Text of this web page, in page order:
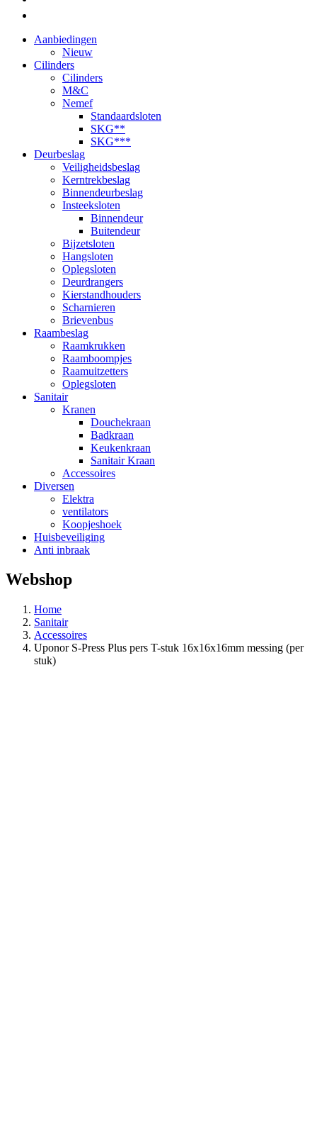
Aanbiedingen
Nieuw
Cilinders
Cilinders
M&C
Nemef
Standaardsloten
SKG**
SKG***
Deurbeslag
Veiligheidsbeslag
Kerntrekbeslag
Binnendeurbeslag
Insteeksloten
Binnendeur
Buitendeur
Bijzetsloten
Hangsloten
Oplegsloten
Deurdrangers
Kierstandhouders
Scharnieren
Brievenbus
Raambeslag
Raamkrukken
Raamboompjes
Raamuitzetters
Oplegsloten
Sanitair
Kranen
Douchekraan
Badkraan
Keukenkraan
Sanitair Kraan
Accessoires
Diversen
Elektra
ventilators
Koopjeshoek
Huisbeveiliging
Anti inbraak
Webshop
Home
Sanitair
Accessoires
Uponor S-Press Plus pers T-stuk 16x16x16mm messing (per
stuk)